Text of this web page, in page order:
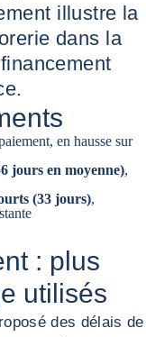
illustre la
dans la
en hausse sur
jours en moyenne),
(33 jours),
: plus
utilisés
des délais de